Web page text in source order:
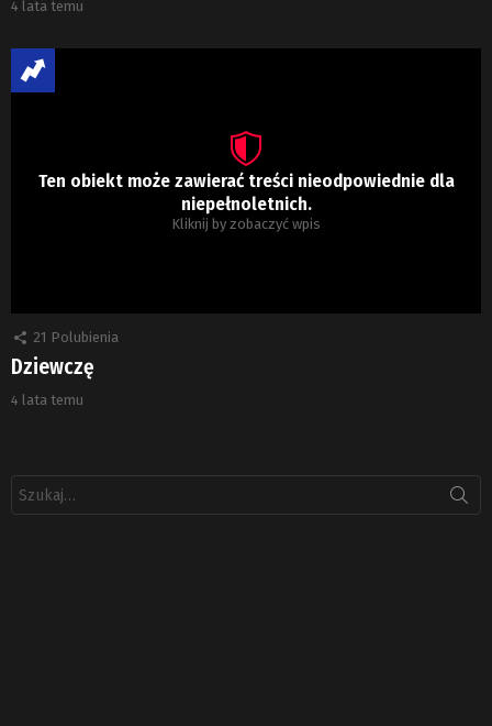
4 lata temu
Ten obiekt może zawierać treści nieodpowiednie dla
niepełnoletnich.
Kliknij by zobaczyć wpis
21 Polubienia
Dziewczę
4 lata temu